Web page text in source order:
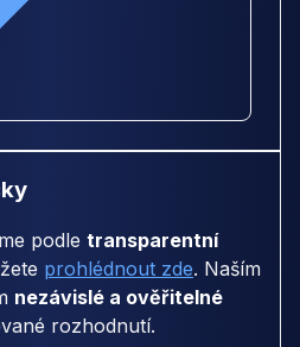
podle transparentní
prohlédnout zde. Naším
nezávislé a ověřitelné
rozhodnutí.